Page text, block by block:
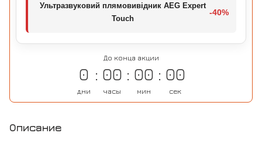
Ультразвуковий плямовивідник AEG Expert
Touch
-40%
До конца акции
0
дни
00
часы
00
мин
00
сек
Описание